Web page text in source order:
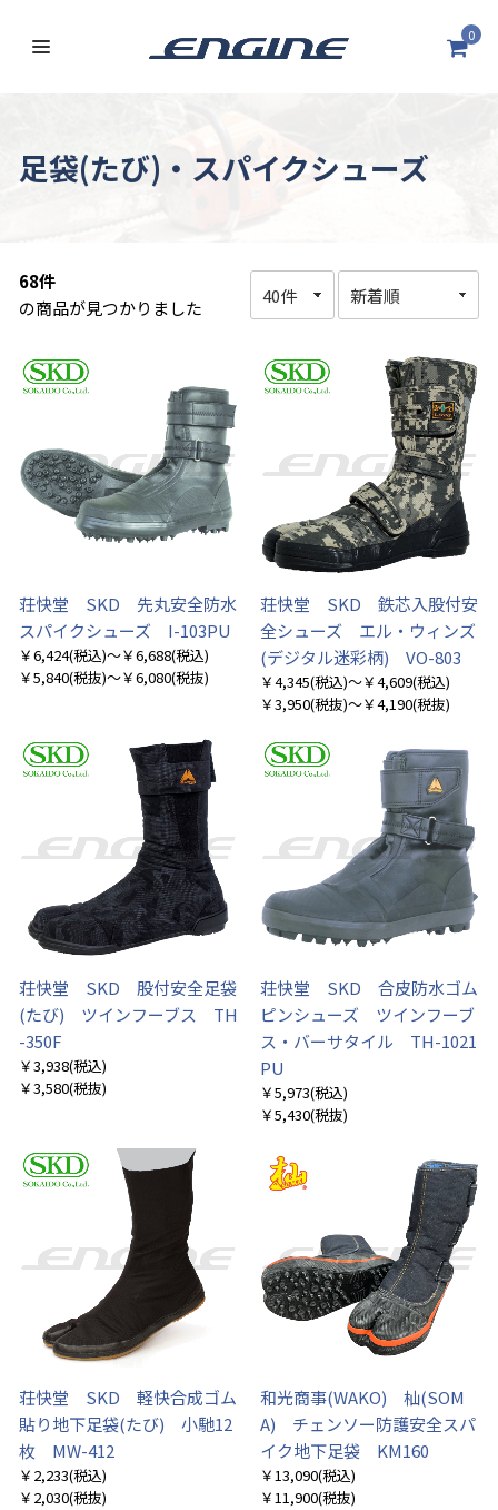
0
足袋(たび)・スパイクシューズ
68件
の商品が見つかりました
荘快堂 SKD 先丸安全防水
スパイクシューズ I-103PU
￥6,424(税込)～￥6,688(税込)
￥5,840(税抜)～￥6,080(税抜)
荘快堂 SKD 鉄芯入股付安
全シューズ エル・ウィンズ
(デジタル迷彩柄) VO-803
￥4,345(税込)～￥4,609(税込)
￥3,950(税抜)～￥4,190(税抜)
荘快堂 SKD 股付安全足袋
(たび) ツインフーブス TH
-350F
￥3,938(税込)
￥3,580(税抜)
荘快堂 SKD 合皮防水ゴム
ピンシューズ ツインフーブ
ス・バーサタイル TH-1021
PU
￥5,973(税込)
￥5,430(税抜)
荘快堂 SKD 軽快合成ゴム
貼り地下足袋(たび) 小馳12
枚 MW-412
￥2,233(税込)
￥2,030(税抜)
和光商事(WAKO) 杣(SOM
A) チェンソー防護安全スパ
イク地下足袋 KM160
￥13,090(税込)
￥11,900(税抜)